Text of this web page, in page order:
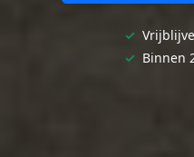
✓
✓ Binnen